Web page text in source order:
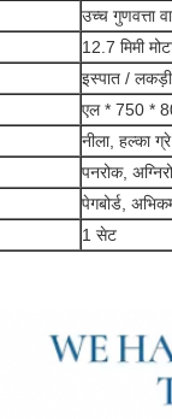
उच्च गुणवत्ता
12.7 मिमी
इस्पात /
एल * 750 *
नीला, हल्का
पनरोक,
पेगबोर्ड,
1 सेट